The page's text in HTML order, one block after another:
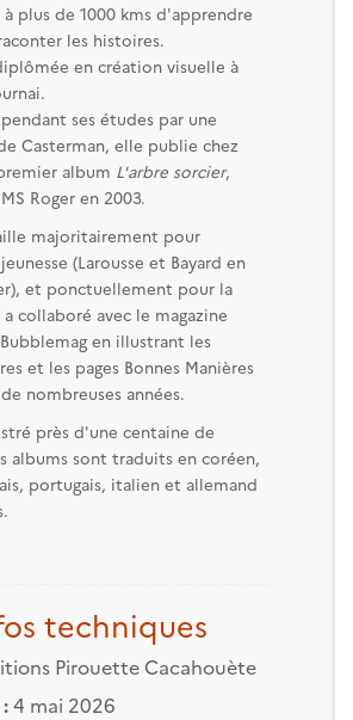
plus de 1000 kms d'apprendre
les histoires.
en création visuelle à
ses études par une
Casterman, elle publie chez
album L'arbre sorcier,
Roger en 2003.
majoritairement pour
(Larousse et Bayard en
et ponctuellement pour la
collaboré avec le magazine
en illustrant les
et les pages Bonnes Manières
nombreuses années.
près d'une centaine de
albums sont traduits en coréen,
portugais, italien et allemand
techniques
Pirouette Cacahouète
4 mai 2026